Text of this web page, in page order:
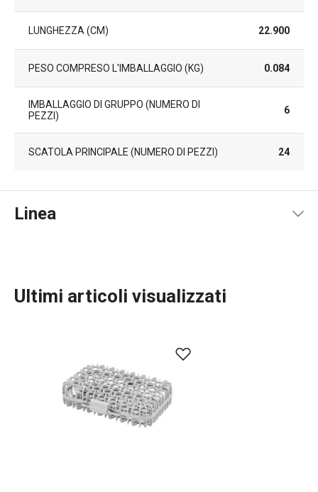
LUNGHEZZA (CM) 22.900
PESO COMPRESO L'IMBALLAGGIO (KG) 0.084
IMBALLAGGIO DI GRUPPO (NUMERO DI
PEZZI)
6
SCATOLA PRINCIPALE (NUMERO DI PEZZI) 24
Linea
Organizzazione e pulizia
Ultimi articoli visualizzati